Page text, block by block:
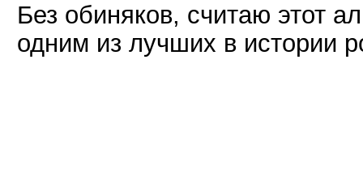
Без обиняков, считаю этот
одним из лучших в истории